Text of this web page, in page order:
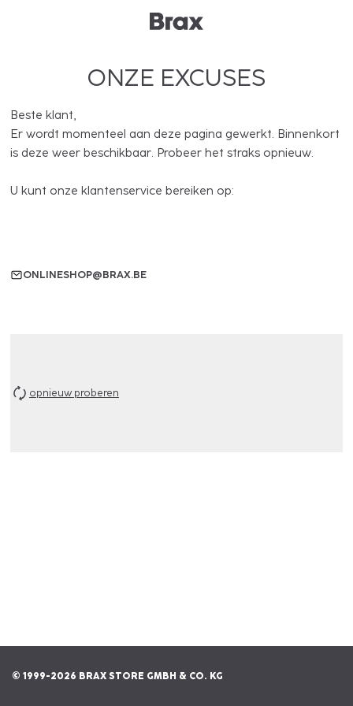
ONZE EXCUSES
Beste klant,
Er wordt momenteel aan deze pagina gewerkt. Binnenkort
is deze weer beschikbaar. Probeer het straks opnieuw.
U kunt onze klantenservice bereiken op:
ONLINESHOP@BRAX.BE
opnieuw proberen
© 1999-2026 BRAX STORE GMBH & CO. KG